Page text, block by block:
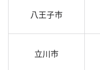
八王子市
立川市